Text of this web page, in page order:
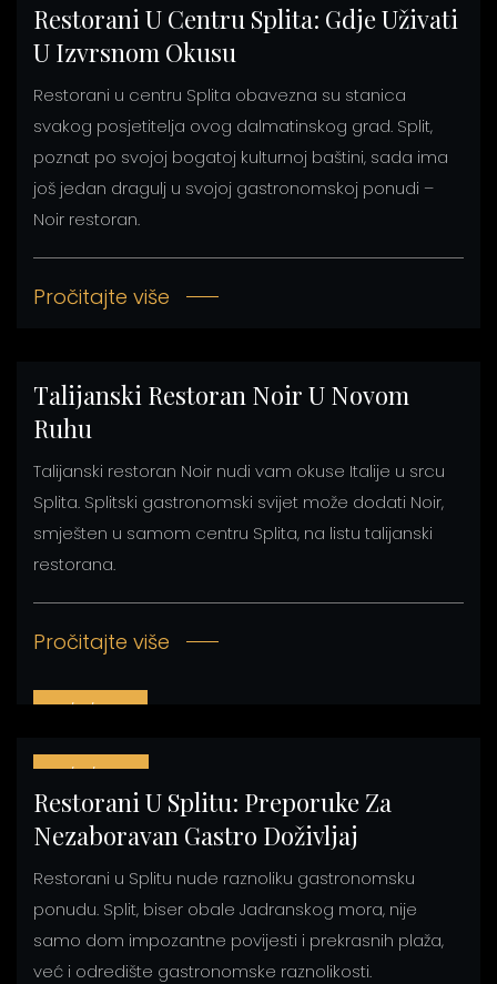
Restorani U Centru Splita: Gdje Uživati
U Izvrsnom Okusu
Restorani u centru Splita obavezna su stanica
svakog posjetitelja ovog dalmatinskog grad. Split,
poznat po svojoj bogatoj kulturnoj baštini, sada ima
još jedan dragulj u svojoj gastronomskoj ponudi –
Noir restoran.
Pročitajte više
Talijanski Restoran Noir U Novom
Ruhu
Talijanski restoran Noir nudi vam okuse Italije u srcu
Splita. Splitski gastronomski svijet može dodati Noir,
smješten u samom centru Splita, na listu talijanski
restorana.
Pročitajte više
07/12/2023
07/10/2023
Restorani U Splitu: Preporuke Za
Nezaboravan Gastro Doživljaj
Restorani u Splitu nude raznoliku gastronomsku
ponudu. Split, biser obale Jadranskog mora, nije
samo dom impozantne povijesti i prekrasnih plaža,
već i odredište gastronomske raznolikosti.